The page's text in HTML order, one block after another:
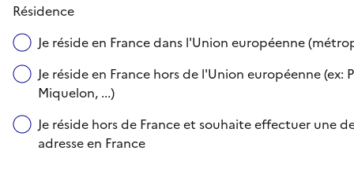
Résidence
Je réside en France dans l'Union européenne
Je réside en France hors de l'Union européenne
Miquelon, ...)
Je réside hors de France et souhaite effectuer une
adresse en France